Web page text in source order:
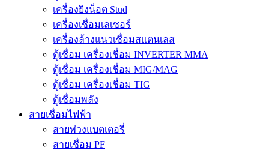
เครื่องยิงน็อต Stud
เครื่องเชื่อมเลเซอร์
เครื่องล้างแนวเชื่อมสแตนเลส
ตู้เชื่อม เครื่องเชื่อม INVERTER MMA
ตู้เชื่อม เครื่องเชื่อม MIG/MAG
ตู้เชื่อม เครื่องเชื่อม TIG
ตู้เชื่อมพลัง
สายเชื่อมไฟฟ้า
สายพ่วงแบตเตอรี่
สายเชื่อม PF